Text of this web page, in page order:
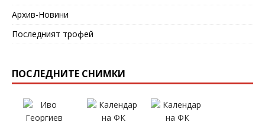
Архив-Новини
Последният трофей
ПОСЛЕДНИТЕ СНИМКИ